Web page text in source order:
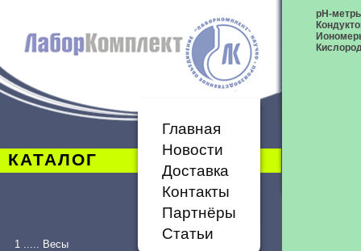
КАТАЛОГ
Главная
Новости
Доставка
Контакты
Партнёры
Статьи
1 ..... Весы
pH-